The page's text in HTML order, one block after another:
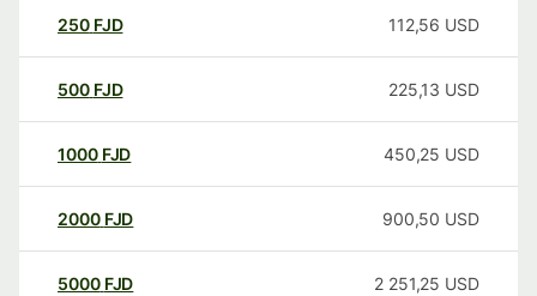
250 FJD 112,56 USD
500 FJD 225,13 USD
1000 FJD 450,25 USD
2000 FJD 900,50 USD
5000 FJD 2 251,25 USD